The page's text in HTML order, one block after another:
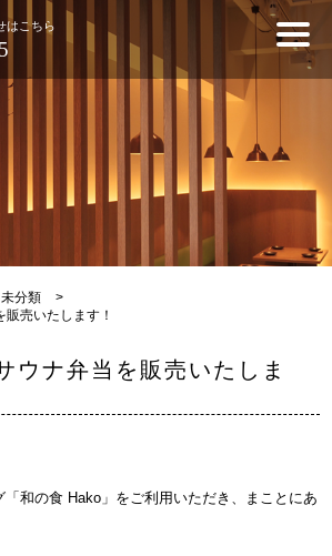
はこちら
未分類
>
販売いたします！
ウナ弁当を販売いたしま
和の食 Hako」をご利用いただき、まことにあ